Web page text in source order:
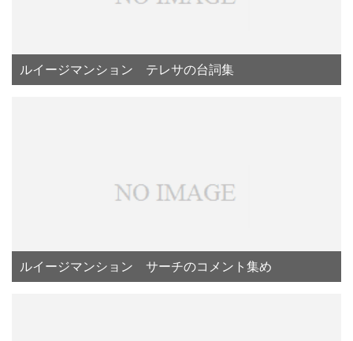
ルイージマンション テレサの台詞集
ルイージマンション サーチのコメント集め